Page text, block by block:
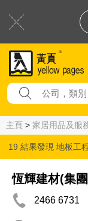
主頁 > 家居用品及服
19 結果發現 地板工
恆輝建材(集
2466 6731